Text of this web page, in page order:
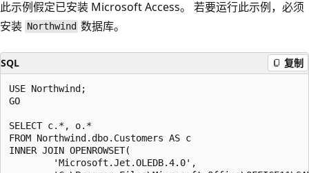
此示例假定已安装 Microsoft Access。 若要运行此示例，必须
安装 Northwind 数据库。
SQL 复制
USE Northwind;
GO
SELECT c.*, o.*
FROM Northwind.dbo.Customers AS c
INNER JOIN OPENROWSET(
        'Microsoft.Jet.OLEDB.4.0',